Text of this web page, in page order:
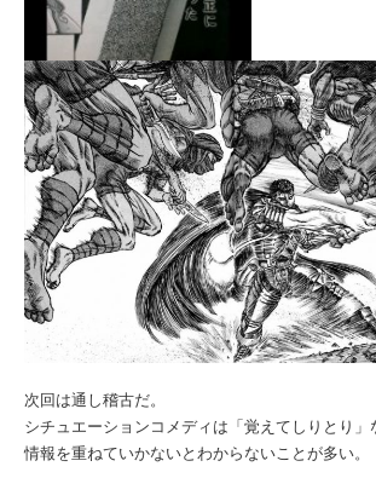
次回は通し稽古だ。
シチュエーションコメディは「覚えてしりとり」
情報を重ねていかないとわからないことが多い。